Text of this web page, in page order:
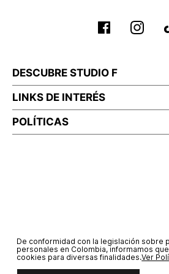
DESCUBRE STUDIO F
LINKS DE INTERÉS
POLÍTICAS
De conformidad con la legislación sobre
personales en Colombia, informamos
cookies para diversas finalidades.Ver